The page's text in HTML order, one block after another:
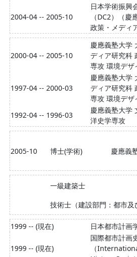
2004-04 -- 2005-10
日本学術振興
（DC2）（
政策・メディ
2000-04 -- 2005-10
慶應義塾大学
ディア研究科
専攻 環境デザ
1997-04 -- 2000-03
慶應義塾大学
ディア研究科
専攻 環境デザ
1992-04 -- 1996-03
慶應義塾大学
洋史学専攻
2005-10
博士(学術) 慶應義
一級建築士
技術士（建設部門：都市及
1999 -- (現在) 日本都市計画
1999 -- (現在)
国際都市計画
（